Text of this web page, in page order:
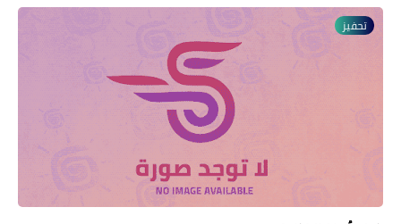
منوعات إخبارية
مواضيع تربوية
وثائق تربوية
الشؤون الاجتماعية لأسرة
التعليم
تحفيز